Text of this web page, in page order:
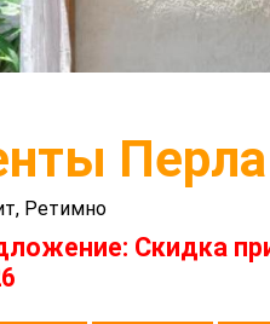
Ретимно
Скидка